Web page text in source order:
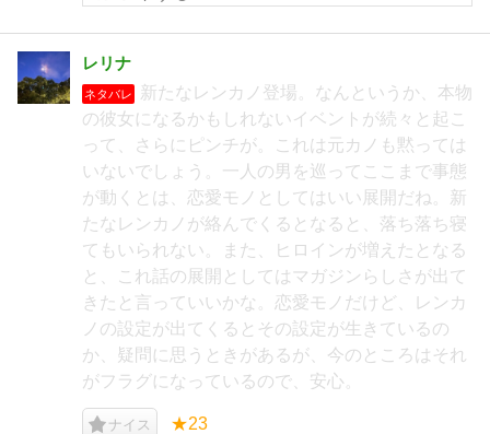
レリナ
ネタバレ
新たなレンカノ登場。なんというか、本物
の彼女になるかもしれないイベントが続々と起こ
って、さらにピンチが。これは元カノも黙っては
いないでしょう。一人の男を巡ってここまで事態
が動くとは、恋愛モノとしてはいい展開だね。新
たなレンカノが絡んでくるとなると、落ち落ち寝
てもいられない。また、ヒロインが増えたとなる
と、これ話の展開としてはマガジンらしさが出て
きたと言っていいかな。恋愛モノだけど、レンカ
ノの設定が出てくるとその設定が生きているの
か、疑問に思うときがあるが、今のところはそれ
がフラグになっているので、安心。
ナイス ★23